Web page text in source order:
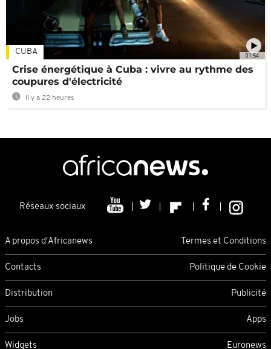
01:54
CUBA
Crise énergétique à Cuba : vivre au rythme des
coupures d'électricité
Il y a 22 heures
Réseaux sociaux
A propos d'Africanews Termes et Conditions
Contacts Politique de Cookie
Distribution Publicité
Jobs Apps
Widgets Euronews